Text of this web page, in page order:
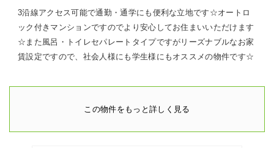
3沿線アクセス可能で通勤・通学にも便利な立地です☆オートロ
ック付きマンションですのでより安心してお住まいいただけます
☆また風呂・トイレセパレートタイプですがリーズナブルなお家
賃設定ですので、社会人様にも学生様にもオススメの物件です☆
この物件をもっと詳しく見る